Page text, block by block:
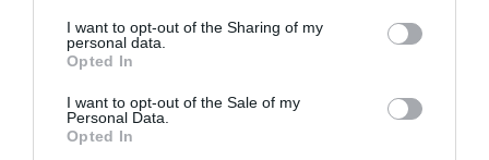
I want to opt-out of the Sharing of my
personal data.
Opted In
I want to opt-out of the Sale of my
Personal Data.
Opted In
Per ogni dispositivo, forniamo gli
nostre piattaforme online di